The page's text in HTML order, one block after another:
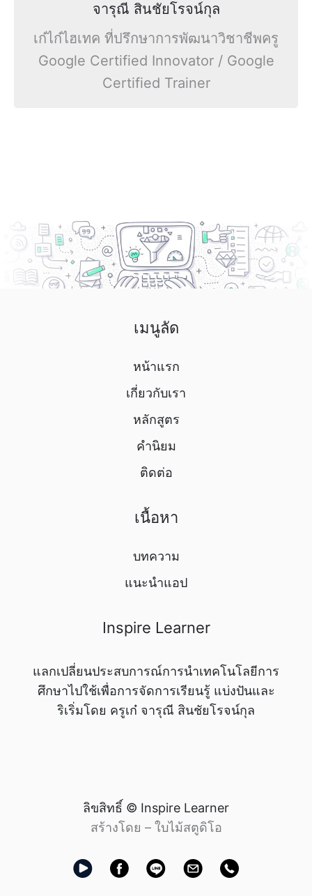
จารุณี สินชัยโรจน์กุล
เก๋ไก๋ไฮเทค ที่ปรึกษาการพัฒนาวิชาชีพครู
Google Certified Innovator / Google
Certified Trainer
เมนูลัด
หน้าแรก
เกี่ยวกับเรา
หลักสูตร
คำนิยม
ติดต่อ
เนื้อหา
บทความ
แนะนำแอป
Inspire Learner
แลกเปลี่ยนประสบการณ์การนำเทคโนโลยีการ
ศึกษาไปใช้เพื่อการจัดการเรียนรู้ แบ่งปันและ
ริเริ่มโดย ครูเก๋ จารุณี สินชัยโรจน์กุล
ลิขสิทธิ์ © Inspire Learner
สร้างโดย – ใบไม้สตูดิโอ